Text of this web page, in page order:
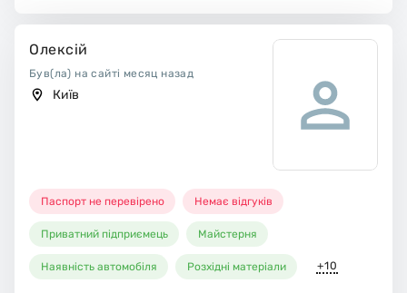
Олексій
Був(ла) на сайті месяц назад
Київ
Паспорт не перевірено Немає відгуків
Приватний підприємець Майстерня
Наявність автомобіля Розхідні матеріали +10